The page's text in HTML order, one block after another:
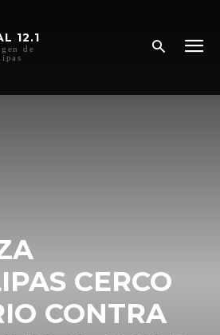
12.1
de
CERCO
CONTRA